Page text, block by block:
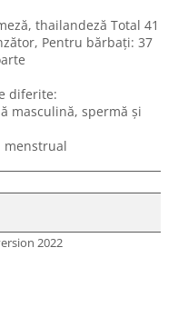
thailandeză Total 41
Pentru bărbați: 37
diferite:
masculină, spermă și
menstrual
2022